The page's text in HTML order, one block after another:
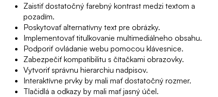
Zaistiť dostatočný farebný kontrast medzi textom a
pozadím.
Poskytovať alternatívny text pre obrázky.
Implementovať titulkovanie multimediálneho obsahu.
Podporiť ovládanie webu pomocou klávesnice.
Zabezpečiť kompatibilitu s čítačkami obrazovky.
Vytvoriť správnu hierarchiu nadpisov.
Interaktívne prvky by mali mať dostatočný rozmer.
Tlačidlá a odkazy by mali mať jasný účel.